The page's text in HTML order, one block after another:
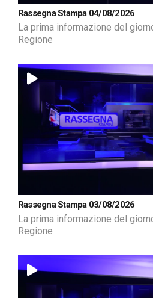
Rassegna Stampa 04/08/2026
La prima informazione del
Regione
Rassegna Stampa 03/08/2026
La prima informazione del
Regione